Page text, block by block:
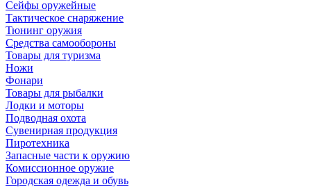
Сейфы оружейные
Тактическое снаряжение
Тюнинг оружия
Средства самообороны
Товары для туризма
Ножи
Фонари
Товары для рыбалки
Лодки и моторы
Подводная охота
Сувенирная продукция
Пиротехника
Запасные части к оружию
Комиссионное оружие
Городская одежда и обувь